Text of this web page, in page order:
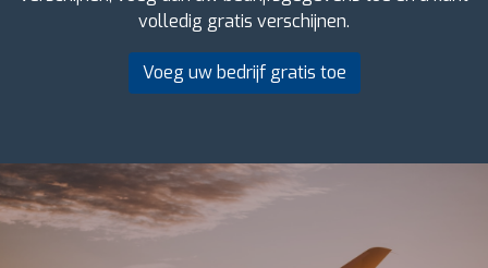
volledig gratis verschijnen.
Voeg uw bedrijf gratis toe